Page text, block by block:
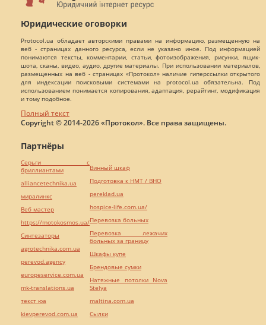
Юридические оговорки
Protocol.ua обладает авторскими правами на информацию, размещенную на
веб - страницах данного ресурса, если не указано иное. Под информацией
понимаются тексты, комментарии, статьи, фотоизображения, рисунки, ящик-
шота, сканы, видео, аудио, другие материалы. При использовании материалов,
размещенных на веб - страницах «Протокол» наличие гиперссылки открытого
для индексации поисковыми системами на protocol.ua обязательна. Под
использованием понимается копирования, адаптация, рерайтинг, модификация
и тому подобное.
Полный текст
Copyright © 2014-2026 «Протокол». Все права защищены.
Партнёры
Серьги с
бриллиантами
alliancetechnika.ua
миралинкс
Веб мастер
https://motokosmos.ua/
Синтезаторы
agrotechnika.com.ua
perevod.agency
europeservice.com.ua
mk-translations.ua
текст юа
kievperevod.com.ua
Винный шкаф
Подготовка к НМТ / ВНО
pereklad.ua
hospice-life.com.ua/
Перевозка больных
Перевозка лежачих
больных за границу
Шкафы купе
Брендовые сумки
Натяжные потолки Nova
Stelya
maltina.com.ua
Cылки